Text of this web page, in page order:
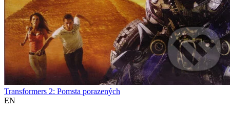
Transformers 2: Pomsta porazených
EN